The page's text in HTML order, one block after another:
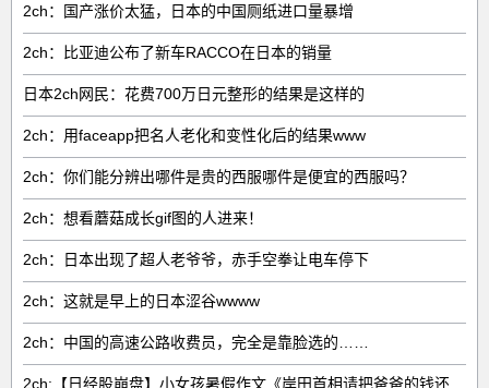
2ch：国产涨价太猛，日本的中国厕纸进口量暴增
2ch：比亚迪公布了新车RACCO在日本的销量
日本2ch网民：花费700万日元整形的结果是这样的
2ch：用faceapp把名人老化和变性化后的结果www
2ch：你们能分辨出哪件是贵的西服哪件是便宜的西服吗？
2ch：想看蘑菇成长gif图的人进来！
2ch：日本出现了超人老爷爷，赤手空拳让电车停下
2ch：这就是早上的日本涩谷wwww
2ch：中国的高速公路收费员，完全是靠脸选的……